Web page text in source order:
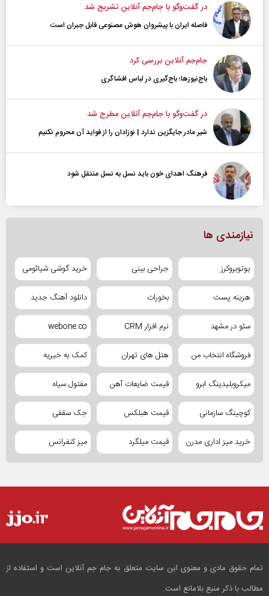
در گفت‌و‌گو با جام‌جم آنلاین تشریح شد
فاصله ایران با پیشرو‌ان هوش مصنوعی قابل جبران است
جام‌جم آنلاین بررسی کرد
باج‌نیوزها؛ باج‌گیری در لباس افشاگری
در گفت‌و‌گو با جام‌جم آنلاین مطرح شد
شیر مادر جایگزین ندارد | نوزادان را از فواید آن محروم نکنیم
فرهنگ اهدای خون باید نسل به نسل منتقل شود
نیازمندی ها
یوتوبروکرز جراحی بینی خرید گوشی شیائومی
هزینه پست بخورات دانلود آهنگ جدید
سئو در مشهد نرم افزار CRM webone.co
فروشگاه انتخاب من هتل های تهران کمک به خیریه
میکروبلیدینگ ابرو قیمت ضایعات آهن مفتول سیاه
کوچینگ سازمانی قیمت هبلکس جک سقفی
خرید میز اداری مدرن قیمت میلگرد میز کنفرانس
تمام حقوق مادی و معنوی این سایت متعلق به جام جم آنلاین است و استفاده از
مطالب با ذکر منبع بلامانع است.